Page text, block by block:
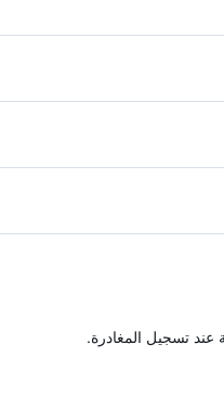
تسجيل المغادرة.